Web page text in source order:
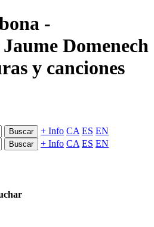
-
Domenech
y canciones
Buscar + Info CA ES EN
Buscar + Info CA ES EN